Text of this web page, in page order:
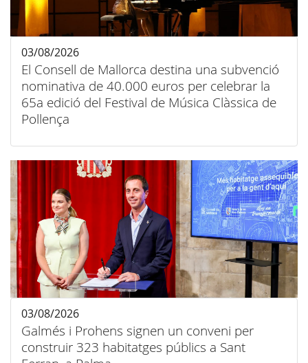
El Consell de Mallorca destina una subvenció
nominativa de 40.000 euros per celebrar la
65a edició del Festival de Música Clàssica de
Pollença
03/08/2026
Galmés i Prohens signen un conveni per
construir 323 habitatges públics a Sant
03/08/2026